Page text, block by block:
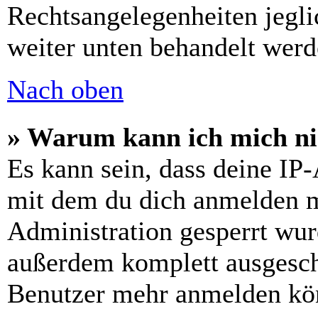
Rechtsangelegenheiten
weiter unten behandelt
Nach oben
» Warum kann ich mich
Es kann sein, dass deine
mit dem du dich anmelden
Administration gesperrt
außerdem komplett
Benutzer mehr anmelden